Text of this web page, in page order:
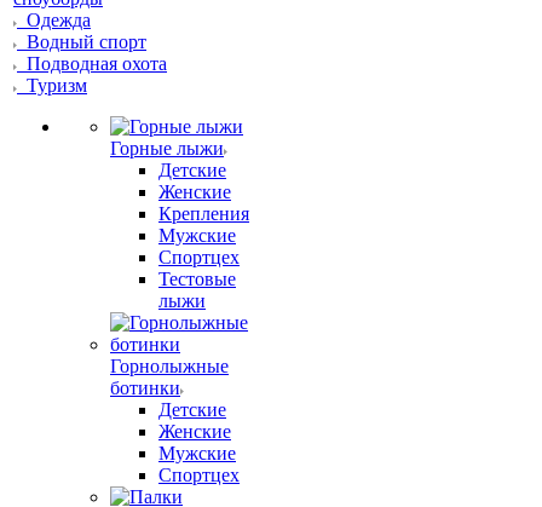
Одежда
Водный спорт
Подводная охота
Туризм
Горные лыжи
Детские
Женские
Крепления
Мужские
Спортцех
Тестовые
лыжи
Горнолыжные
ботинки
Детские
Женские
Мужские
Спортцех